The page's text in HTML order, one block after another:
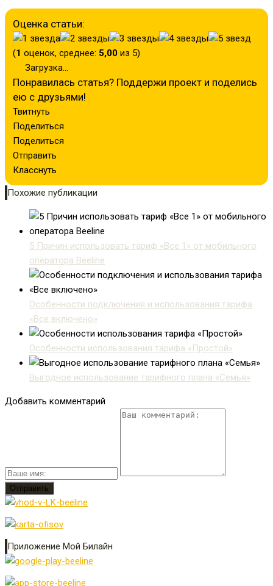
Оценка статьи:
(1 оценок, среднее: 5,00 из 5)
Загрузка...
Понравилась статья? Поддержи проект и поделись
ею с друзьями!
Твитнуть
Поделиться
Поделиться
Отправить
Класснуть
Похожие публикации
5 Причин использовать тариф «Все 1» от мобильного
оператора Beeline
Особенности подключения и использования тарифа
«Все включено»
Особенности использования тарифа «Простой»
Выгодное использование тарифного плана «Семья»
Добавить комментарий
Приложение Мой Билайн